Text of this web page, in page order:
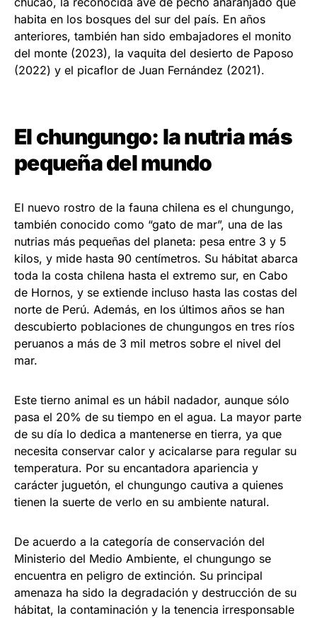
habita en los bosques del sur del país. En años
anteriores, también han sido embajadores el monito
del monte (2023), la vaquita del desierto de Paposo
(2022) y el picaflor de Juan Fernández (2021).
El chungungo: la nutria más
pequeña del mundo
El nuevo rostro de la fauna chilena es el chungungo,
también conocido como “gato de mar”, una de las
nutrias más pequeñas del planeta: pesa entre 3 y 5
kilos, y mide hasta 90 centímetros. Su hábitat abarca
toda la costa chilena hasta el extremo sur, en Cabo
de Hornos, y se extiende incluso hasta las costas del
norte de Perú. Además, en los últimos años se han
descubierto poblaciones de chungungos en tres ríos
peruanos a más de 3 mil metros sobre el nivel del
mar.
Este tierno animal es un hábil nadador, aunque sólo
pasa el 20% de su tiempo en el agua. La mayor parte
de su día lo dedica a mantenerse en tierra, ya que
necesita conservar calor y acicalarse para regular su
temperatura. Por su encantadora apariencia y
carácter juguetón, el chungungo cautiva a quienes
tienen la suerte de verlo en su ambiente natural.
De acuerdo a la categoría de conservación del
Ministerio del Medio Ambiente, el chungungo se
encuentra en peligro de extinción. Su principal
amenaza ha sido la degradación y destrucción de su
hábitat, la contaminación y la tenencia irresponsable